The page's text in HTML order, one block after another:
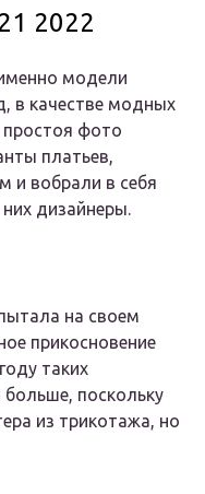
2022
модели
в качестве модных
простоя фото
платьев,
и вобрали в себя
дизайнеры.
на своем
прикосновение
таких
больше, поскольку
из трикотажа, но